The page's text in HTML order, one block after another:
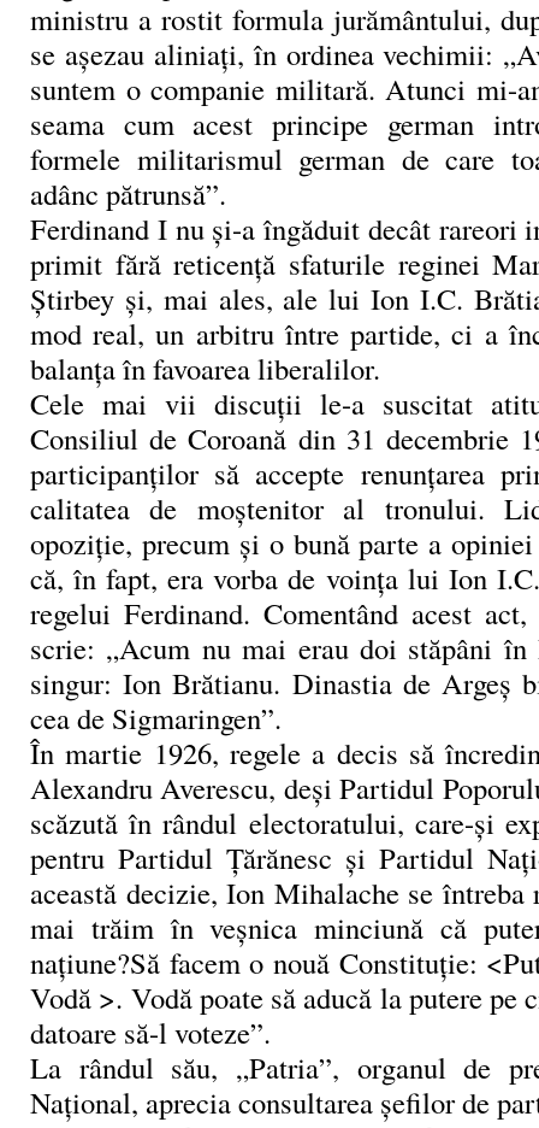
ministru a rostit formula jurământului,
se aşezau aliniaţi, în ordinea vechimii:
suntem o companie militară. Atunci mi-
seama cum acest principe german
formele militarismul german de care
adânc pătrunsă”.
Ferdinand I nu şi-a îngăduit decât rareori
primit fără reticenţă sfaturile reginei
Ştirbey şi, mai ales, ale lui Ion I.C.
mod real, un arbitru între partide, ci a
balanţa în favoarea liberalilor.
Cele mai vii discuţii le-a suscitat
Consiliul de Coroană din 31 decembrie
participanţilor să accepte renunţarea
calitatea de moştenitor al tronului.
opoziţie, precum şi o bună parte a
că, în fapt, era vorba de voinţa lui Ion
regelui Ferdinand. Comentând acest
scrie: „Acum nu mai erau doi stăpâni
singur: Ion Brătianu. Dinastia de Argeş
cea de Sigmaringen”.
În martie 1926, regele a decis să
Alexandru Averescu, deşi Partidul
scăzută în rândul electoratului, care-şi
pentru Partidul Ţărănesc şi Partidul
această decizie, Ion Mihalache se întreba
mai trăim în veşnica minciună că
naţiune?Să facem o nouă Constituţie:
Vodă >. Vodă poate să aducă la putere pe
datoare să-l voteze”.
La rândul său, „Patria”, organul de
Naţional, aprecia consultarea şefilor de